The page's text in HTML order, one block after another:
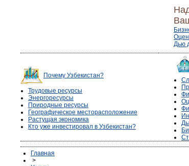
Дью
Почему Узбекистан?
Трудовые ресурсы
Энергоресурсы
Природные ресурсы
Географическое месторасположение
Растущая экономика
Кто уже инвестировал в Узбекистан?
Главная
>